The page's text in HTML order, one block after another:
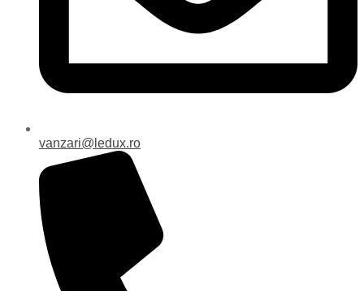
vanzari@ledux.ro